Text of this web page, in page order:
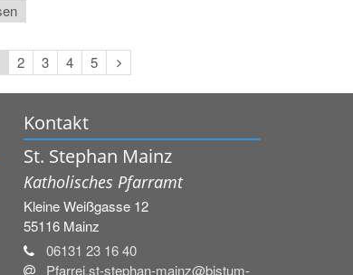
2 3 4 5
Nächste
Seite
Kontakt
St. Stephan Mainz
Katholisches Pfarramt
Kleine Weißgasse 12
55116 Mainz
06131 23 16 40
Pfarrei.st-stephan-mainz@bistum-